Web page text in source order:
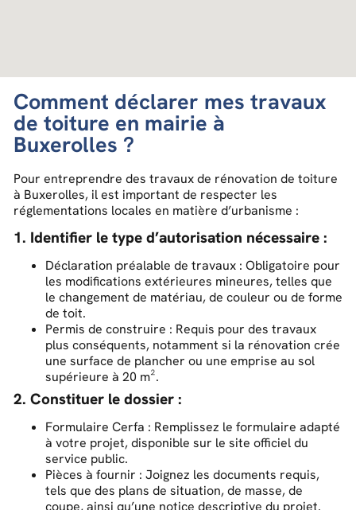
Comment déclarer mes travaux
de toiture en mairie à
Buxerolles ?
Pour entreprendre des travaux de rénovation de toiture
à Buxerolles, il est important de respecter les
réglementations locales en matière d’urbanisme :
1. Identifier le type d’autorisation nécessaire :
Déclaration préalable de travaux : Obligatoire pour
les modifications extérieures mineures, telles que
le changement de matériau, de couleur ou de forme
de toit.
Permis de construire : Requis pour des travaux
plus conséquents, notamment si la rénovation crée
une surface de plancher ou une emprise au sol
supérieure à 20 m².
2. Constituer le dossier :
Formulaire Cerfa : Remplissez le formulaire adapté
à votre projet, disponible sur le site officiel du
service public.
Pièces à fournir : Joignez les documents requis,
tels que des plans de situation, de masse, de
coupe, ainsi qu’une notice descriptive du projet.